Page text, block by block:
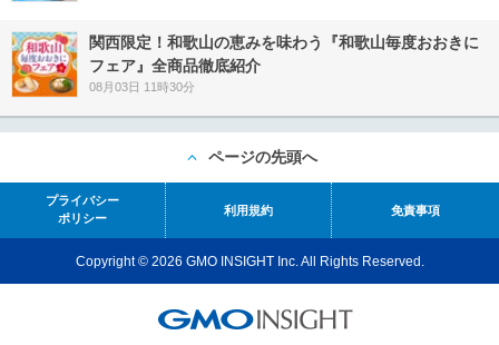
関西限定！和歌山の恵みを味わう『和歌山毎度おおきに
フェア』全商品徹底紹介
08月03日 11時30分
ページの先頭へ
プライバシー
ポリシー
利用規約 免責事項
Copyright © 2026 GMO INSIGHT Inc. All Rights Reserved.